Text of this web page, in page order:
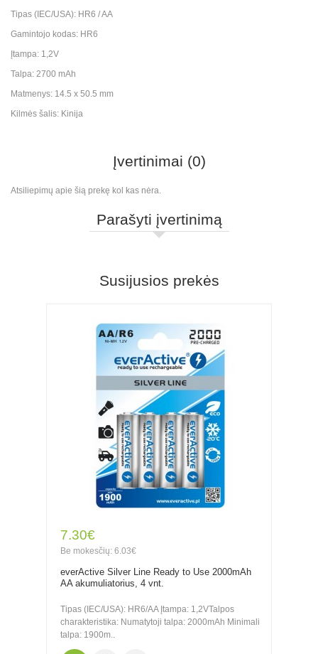
Tipas (IEC/USA): HR6 / AA
Gamintojo kodas: HR6
Įtampa: 1,2V
Talpa: 2700 mAh
Matmenys: 14.5 x 50.5 mm
Kilmės šalis: Kinija
Įvertinimai (0)
Atsiliepimų apie šią prekę kol kas nėra.
Parašyti įvertinimą
Susijusios prekės
7.30€
Be mokesčių: 6.03€
everActive Silver Line Ready to Use 2000mAh
AA akumuliatorius, 4 vnt.
Tipas (IEC/USA): HR6/AA Įtampa: 1,2VTalpos
charakteristika: Numatytoji talpa: 2000mAh Minimali
talpa: 1900m..